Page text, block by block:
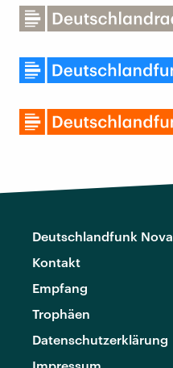
Deutschlandfunk Nova
Kontakt
Empfang
Trophäen
Datenschutzerklärung